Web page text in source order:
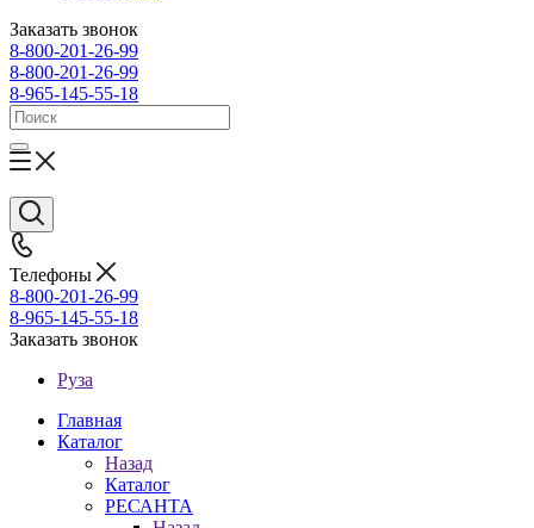
Заказать звонок
8-800-201-26-99
8-800-201-26-99
8-965-145-55-18
Телефоны
8-800-201-26-99
8-965-145-55-18
Заказать звонок
Руза
Главная
Каталог
Назад
Каталог
РЕСАНТА